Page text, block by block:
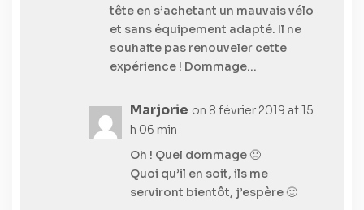
tête en s’achetant un mauvais vélo
et sans équipement adapté. Il ne
souhaite pas renouveler cette
expérience ! Dommage…
Marjorie on 8 février 2019 at 15
h 06 min
Oh ! Quel dommage 🙁
Quoi qu’il en soit, ils me
serviront bientôt, j’espère 🙂